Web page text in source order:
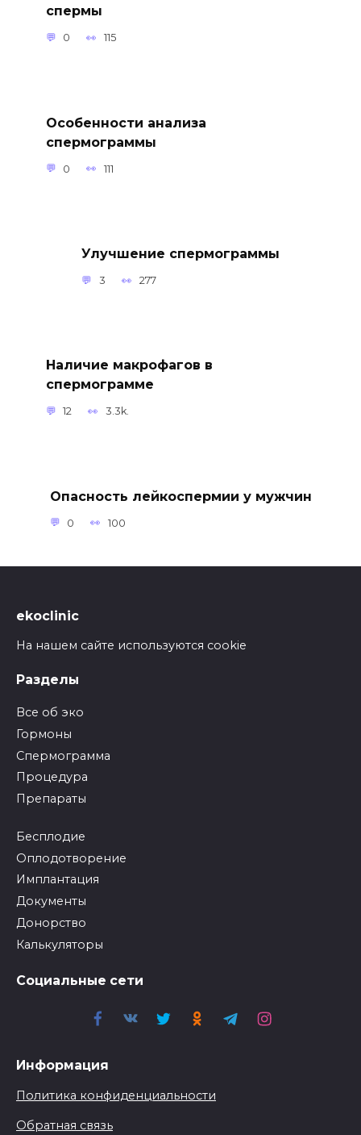
спермы
0 115
Особенности анализа
спермограммы
0 111
Улучшение спермограммы
3 277
Наличие макрофагов в
спермограмме
12 3.3k.
Опасность лейкоспермии у мужчин
0 100
ekoclinic
На нашем сайте используются cookie
Разделы
Все об эко
Гормоны
Спермограмма
Процедура
Препараты
Бесплодие
Оплодотворение
Имплантация
Документы
Донорство
Калькуляторы
Социальные сети
Информация
Политика конфиденциальности
Обратная связь